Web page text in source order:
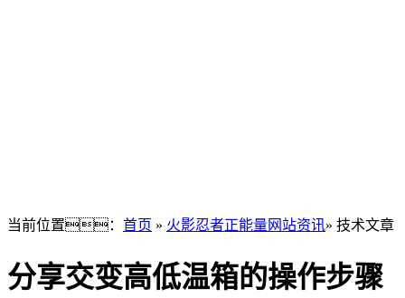
当前位置： 首页 » 火影忍者正能量网站资讯» 技术文章
分享交变高低温箱的操作步骤